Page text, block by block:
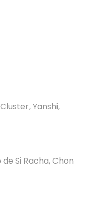
Yanshi,
Si Racha, Chon